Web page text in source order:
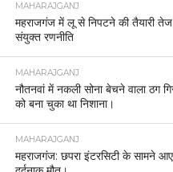
MAHARAJGANJ
महराजगंज में लू से निपटने की तैयारी
संयुक्त रणनीति
MAHARAJGANJ
नौतनवां में नकली सोना बेचने वाला ठग
को बना चुका था निशाना।
MAHARAJGANJ
महराजगंज: छपरा इंटरसिटी के सामने